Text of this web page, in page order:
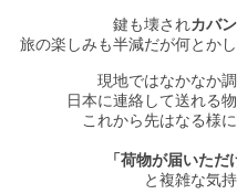
鍵も壊されカバ
旅の楽しみも半減だが何とか
現地ではなかなか
日本に連絡して送れる
これから先はなる様
「荷物が届いただ
と複雑な気持